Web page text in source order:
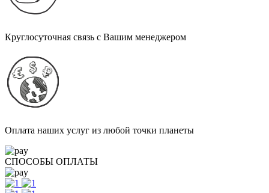
Круглосуточная связь с Вашим менеджером
Оплата наших услуг из любой точки планеты
СПОСОБЫ ОПЛАТЫ